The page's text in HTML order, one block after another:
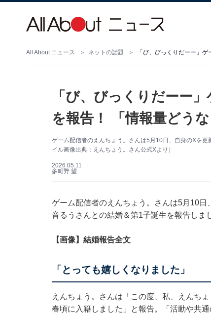
All About ニュース ネットの話題 「び、びっくりだーー」
「び、びっくりだーー
を報告！ 「情報量どう
ゲーム配信者のえんちょう。さんは5月10日、自身のXを
イル画像出典：えんちょう。さん公式Xより）
2026.05.11
多町野 望
ゲーム配信者のえんちょう。さんは5月10
音るうさんとの結婚＆第1子誕生を報告しま
【画像】結婚報告全文
「とっても嬉しくなりました」
えんちょう。さんは「この度、私、えんち
春頃に入籍しました」と報告。「活動や共